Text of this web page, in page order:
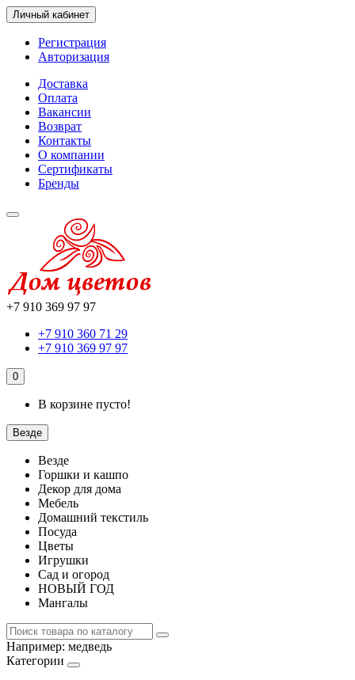
Личный кабинет
Регистрация
Авторизация
Доставка
Оплата
Вакансии
Возврат
Контакты
О компании
Сертификаты
Бренды
+7 910 369 97 97
+7 910 360 71 29
+7 910 369 97 97
0
В корзине пусто!
Везде
Везде
Горшки и кашпо
Декор для дома
Мебель
Домашний текстиль
Посуда
Цветы
Игрушки
Сад и огород
НОВЫЙ ГОД
Мангалы
Например: медведь
Категории